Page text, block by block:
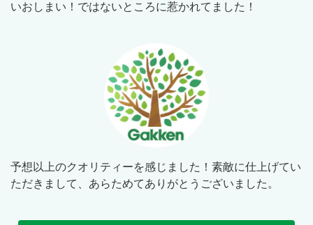
いおしまい！ではないところに惹かれてました！
予想以上のクオリティーを感じました！素敵に仕上げてい
ただきまして、あらためてありがとうございました。